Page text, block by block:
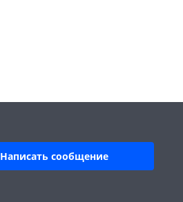
Написать сообщение